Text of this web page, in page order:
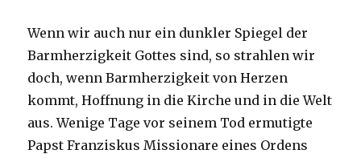
Wenn wir auch nur ein dunkler Spiegel der
Barmherzigkeit Gottes sind, so strahlen wir
doch, wenn Barmherzigkeit von Herzen
kommt, Hoffnung in die Kirche und in die Welt
aus. Wenige Tage vor seinem Tod ermutigte
Papst Franziskus Missionare eines Ordens